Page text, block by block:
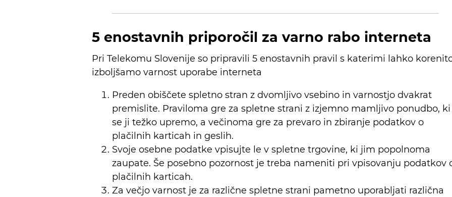
5 enostavnih priporočil za varno rabo interneta
Pri Telekomu Slovenije so pripravili 5 enostavnih pravil s katerimi lahko
izboljšamo varnost uporabe interneta
Preden obiščete spletno stran z dvomljivo vsebino in varnostjo dvakrat
premislite. Praviloma gre za spletne strani z izjemno mamljivo ponudbo, ki
se ji težko upremo, a večinoma gre za prevaro in zbiranje podatkov o
plačilnih karticah in geslih.
Svoje osebne podatke vpisujte le v spletne trgovine, ki jim popolnoma
zaupate. Še posebno pozornost je treba nameniti pri vpisovanju podatkov
plačilnih karticah.
Za večjo varnost je za različne spletne strani pametno uporabljati različna